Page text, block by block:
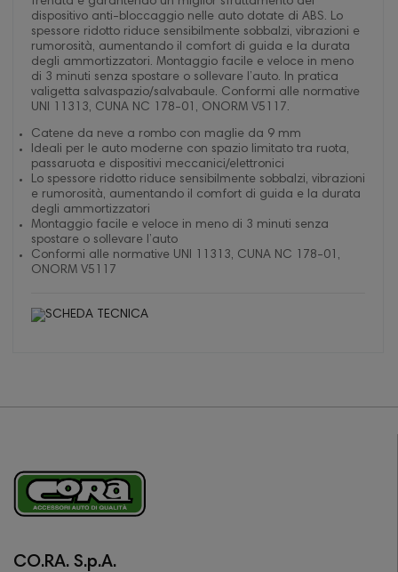
dispositivo anti-bloccaggio nelle auto dotate di ABS. Lo
spessore ridotto riduce sensibilmente sobbalzi, vibrazioni e
rumorosità, aumentando il comfort di guida e la durata
degli ammortizzatori. Montaggio facile e veloce in meno
di 3 minuti senza spostare o sollevare l’auto. In pratica
valigetta salvaspazio/salvabaule. Conformi alle normative
UNI 11313, CUNA NC 178-01, ONORM V5117.
Catene da neve a rombo con maglie da 9 mm
Ideali per le auto moderne con spazio limitato tra ruota,
passaruota e dispositivi meccanici/elettronici
Lo spessore ridotto riduce sensibilmente sobbalzi, vibrazioni
e rumorosità, aumentando il comfort di guida e la durata
degli ammortizzatori
Montaggio facile e veloce in meno di 3 minuti senza
spostare o sollevare l’auto
Conformi alle normative UNI 11313, CUNA NC 178-01,
ONORM V5117
CO.RA. S.p.A.